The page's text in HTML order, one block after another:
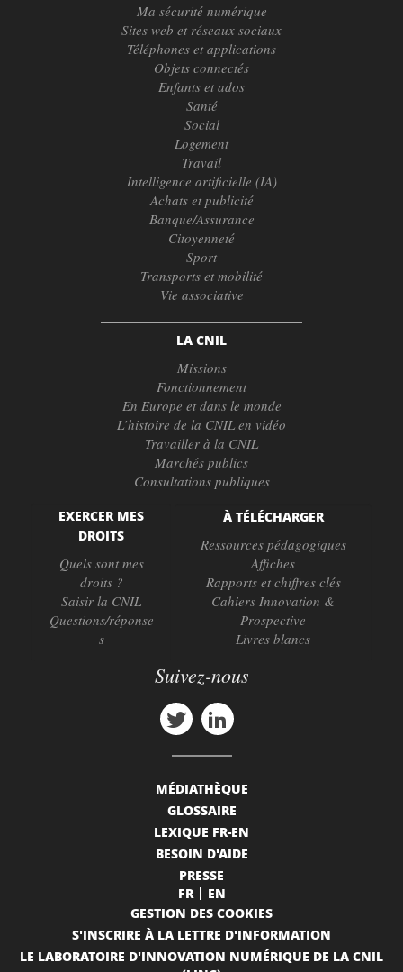
Ma sécurité numérique
Sites web et réseaux sociaux
Téléphones et applications
Objets connectés
Enfants et ados
Santé
Social
Logement
Travail
Intelligence artificielle (IA)
Achats et publicité
Banque/Assurance
Citoyenneté
Sport
Transports et mobilité
Vie associative
LA CNIL
Missions
Fonctionnement
En Europe et dans le monde
L’histoire de la CNIL en vidéo
Travailler à la CNIL
Marchés publics
Consultations publiques
EXERCER MES
DROITS
Quels sont mes
droits ?
Saisir la CNIL
Questions/réponse
s
À TÉLÉCHARGER
Ressources pédagogiques
Affiches
Rapports et chiffres clés
Cahiers Innovation &
Prospective
Livres blancs
Suivez-nous
MÉDIATHÈQUE
GLOSSAIRE
LEXIQUE FR-EN
BESOIN D'AIDE
PRESSE
FR
EN
GESTION DES COOKIES
S'INSCRIRE À LA LETTRE D'INFORMATION
LE LABORATOIRE D'INNOVATION NUMÉRIQUE DE LA CNIL